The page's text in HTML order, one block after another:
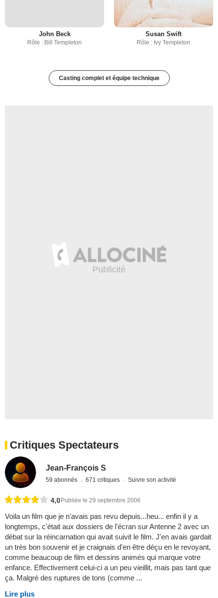
John Beck
Rôle : Bill Templeton
Susan Swift
Rôle : Ivy Templeton
Casting complet et équipe technique
Critiques Spectateurs
Jean-François S
59 abonnés 671 critiques Suivre son activité
4,0Publiée le 29 septembre 2006
Voila un film que je n'avais pas revu depuis...heu... enfin il y a
longtemps, c'était aux dossiers de l'écran sur Antenne 2 avec un
débat sur la réincarnation qui avait suivit le film. J'en avais gardait
un très bon souvenir et je craignais d'en être déçu en le revoyant,
comme beaucoup de film et dessins animés qui marque votre
enfance. Effectivement celui-ci a un peu vieillit, mais pas tant que
ça. Malgré des ruptures de tons (comme ...
Lire plus